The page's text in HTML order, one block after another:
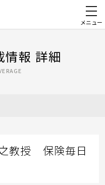
メニュー
情報 詳細
教授 保険毎日